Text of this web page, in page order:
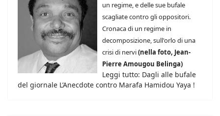
un regime, e delle sue bufale
scagliate contro gli oppositori.
Cronaca di un regime in
decomposizione, sull'orlo di una
crisi di nervi(nella foto, Jean-
Pierre Amougou Belinga)
Leggi tutto: Dagli alle bufale
del giornale L’Anecdote contro Marafa Hamidou Yaya !